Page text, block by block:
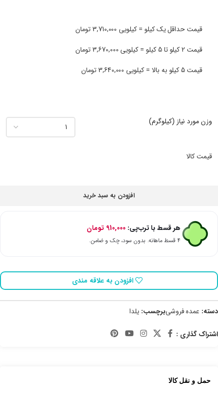
قیمت حداقل یک کیلو = کیلویی 3,710,000 تومان
قیمت 2 کیلو تا 5 کیلو = کیلویی 3,670,000 تومان
قیمت 5 کیلو به بالا = کیلویی 3,640,000 تومان
وزن مورد نیاز (کیلوگرم)
قیمت کالا
افزودن به سبد خرید
هر قسط با ترب‌پی:910,000 تومان
۴ قسط ماهانه. بدون سود، چک و ضامن.
افزودن به علاقه مندی
دسته: عمده فروشیبرچسب: یلدا
اشتراک گذاری :
حمل و نقل کالا